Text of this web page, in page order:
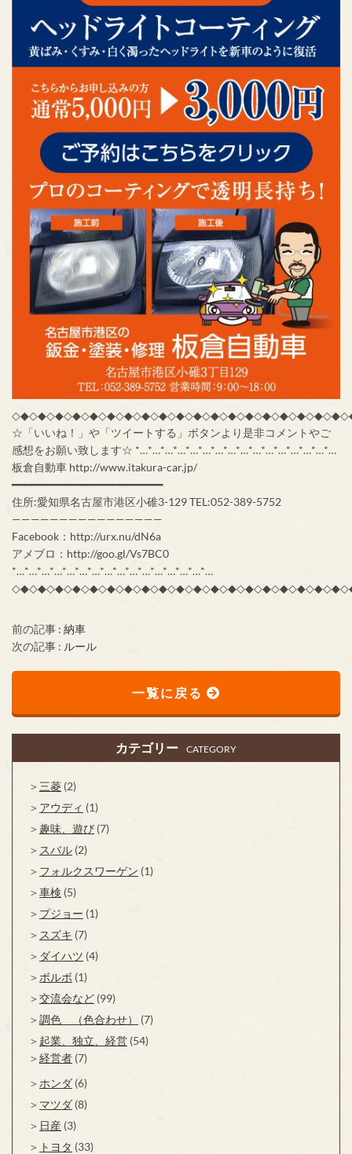
☆「いいね！」や「ツイートする」ボタンより是非コメントやご
感想をお願い致します☆ *…*…*…*…*…*…*…*…*…*…*…*…*…*…*…*…
板倉自動車 http://www.itakura-car.jp/
━━━━━━━━━━━━━━━━━━━━━━━━
住所:愛知県名古屋市港区小碓3-129 TEL:052-389-5752
————————————————
Facebook：http://urx.nu/dN6a
アメブロ：http://goo.gl/Vs7BC0
*…*…*…*…*…*…*…*…*…*…*…*…*…*…*…*…
前の記事 : 納車
次の記事 : ルール
一覧に戻る
カテゴリー CATEGORY
三菱 (2)
アウディ (1)
趣味、遊び (7)
スバル (2)
フォルクスワーゲン (1)
車検 (5)
プジョー (1)
スズキ (7)
ダイハツ (4)
ボルボ (1)
交流会など (99)
調色 （色合わせ）
(7)
起業、独立、経営 (54)
経営者 (7)
ホンダ (6)
マツダ (8)
日産 (3)
トヨタ (33)